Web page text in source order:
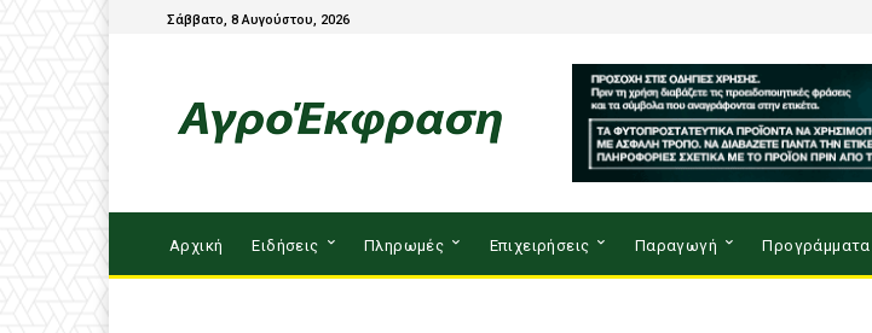
Σάββατο, 8 Αυγούστου, 2026
Αρχική Ειδήσεις Πληρωμές Επιχειρήσεις Παραγωγή Προγράμματα